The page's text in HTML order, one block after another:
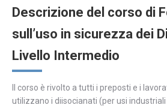
Descrizione del corso di
sull’uso in sicurezza dei
Livello Intermedio
Il corso è rivolto a tutti i preposti e i
utilizzano i diisocianati (per usi